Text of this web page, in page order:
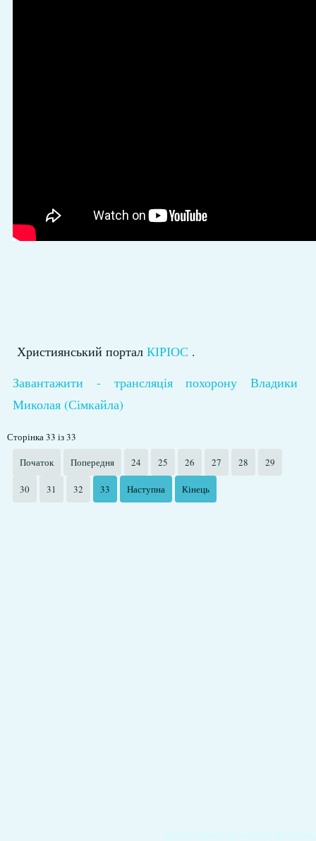
Християнський портал КІРІОС .
Завантажити - трансляція похорону Владики
Миколая (Сімкайла)
Сторінка 33 із 33
Початок
Попередня 24 25 26 27 28 29
30 31 32 33 Наступна Кінець
Подати записку на молитву